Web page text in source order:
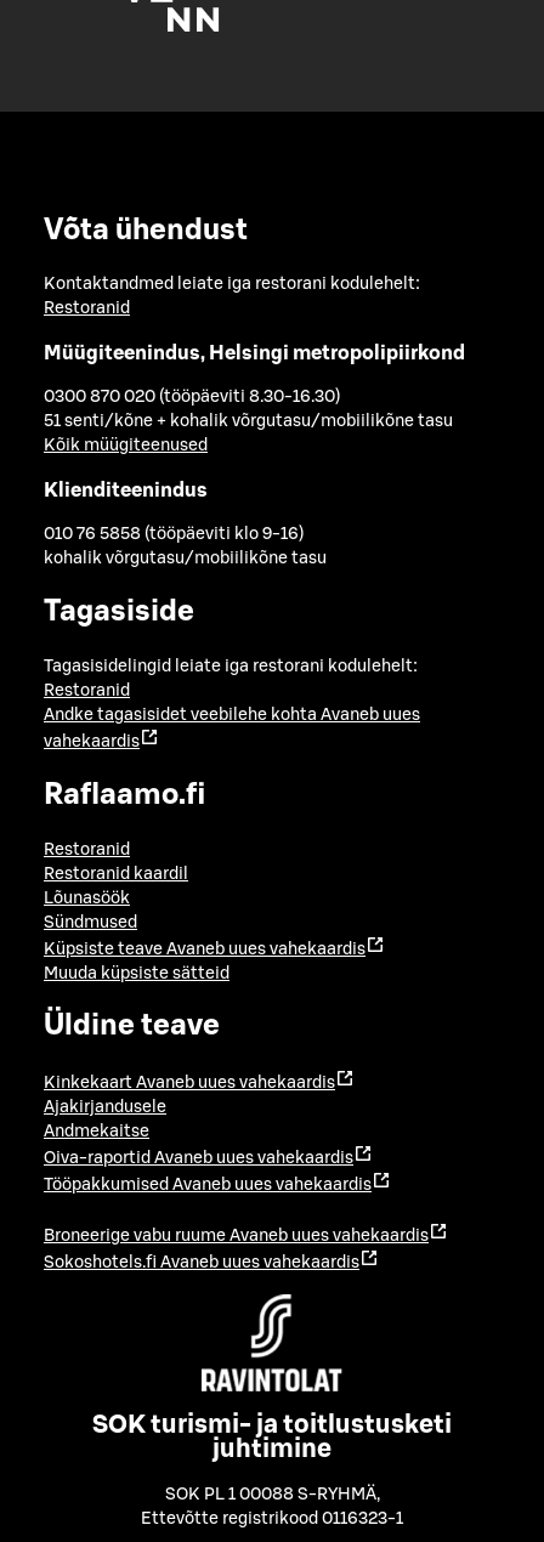
Võta ühendust
Kontaktandmed leiate iga restorani kodulehelt:
Restoranid
Müügiteenindus, Helsingi metropolipiirkond
0300 870 020 (tööpäeviti 8.30-16.30)
51 senti/kõne + kohalik võrgutasu/mobiilikõne tasu
Kõik müügiteenused
Klienditeenindus
010 76 5858 (tööpäeviti klo 9-16)
kohalik võrgutasu/mobiilikõne tasu
Tagasiside
Tagasisidelingid leiate iga restorani kodulehelt:
Restoranid
Andke tagasisidet veebilehe kohta Avaneb uues
vahekaardis
Raflaamo.fi
Restoranid
Restoranid kaardil
Lõunasöök
Sündmused
Küpsiste teave Avaneb uues vahekaardis
Muuda küpsiste sätteid
Üldine teave
Kinkekaart Avaneb uues vahekaardis
Ajakirjandusele
Andmekaitse
Oiva-raportid Avaneb uues vahekaardis
Tööpakkumised Avaneb uues vahekaardis
Broneerige vabu ruume Avaneb uues vahekaardis
Sokoshotels.fi Avaneb uues vahekaardis
SOK turismi- ja toitlustusketi
juhtimine
SOK PL 1 00088 S-RYHMÄ,
Ettevõtte registrikood 0116323-1